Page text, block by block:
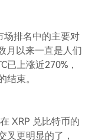
场排名中的主要对
月以来一直是人们
已上涨近270%，
结束。
XRP 兑比特币的
叉更明显的了，